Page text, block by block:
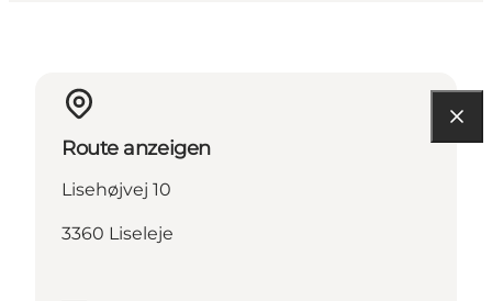
Route anzeigen
Lisehøjvej 10
3360 Liseleje